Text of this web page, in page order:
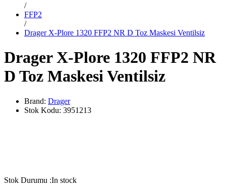
/
FFP2
/
Drager X-Plore 1320 FFP2 NR D Toz Maskesi Ventilsiz
Drager X-Plore 1320 FFP2 NR
D Toz Maskesi Ventilsiz
Brand: Drager
Stok Kodu: 3951213
Stok Durumu :In stock